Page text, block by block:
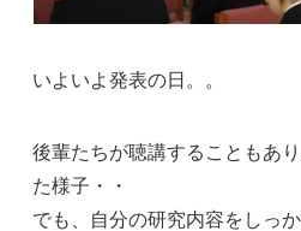
いよいよ発表の日。。
後輩たちが聴講することもあ
た様子・・
でも、自分の研究内容をしっ